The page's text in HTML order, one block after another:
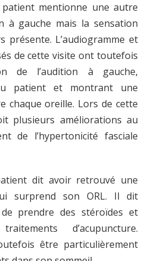
mentionne une autre
à gauche mais la sensation
présente. L’audiogramme et
de cette visite ont toutefois
de l’audition à gauche,
patient et montrant une
chaque oreille. Lors de cette
plusieurs améliorations au
de l’hypertonicité fasciale
dit avoir retrouvé une
surprend son ORL. Il dit
prendre des stéroïdes et
d’acupuncture.
être particulièrement